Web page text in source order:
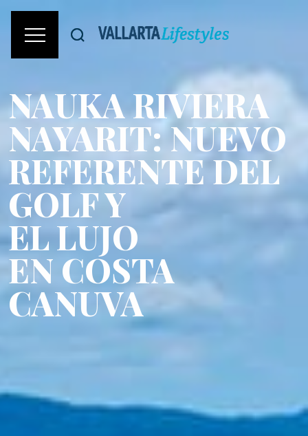
NAUKA RIVIERA
NAYARIT: NUEVO
REFERENTE DEL
GOLF Y
EL LUJO
EN COSTA
CANUVA